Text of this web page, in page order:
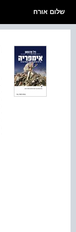
שלום אורח